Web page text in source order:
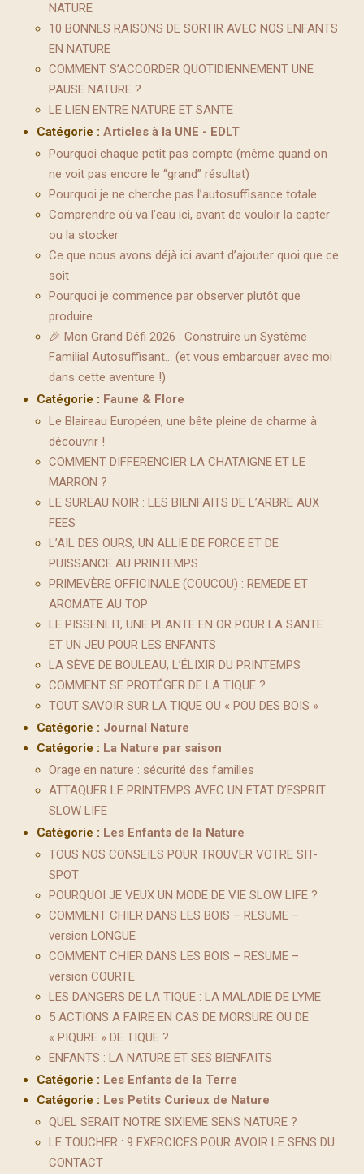
NATURE
10 BONNES RAISONS DE SORTIR AVEC NOS ENFANTS
EN NATURE
COMMENT S’ACCORDER QUOTIDIENNEMENT UNE
PAUSE NATURE ?
LE LIEN ENTRE NATURE ET SANTE
Catégorie : Articles à la UNE - EDLT
Pourquoi chaque petit pas compte (même quand on
ne voit pas encore le “grand” résultat)
Pourquoi je ne cherche pas l’autosuffisance totale
Comprendre où va l’eau ici, avant de vouloir la capter
ou la stocker
Ce que nous avons déjà ici avant d’ajouter quoi que ce
soit
Pourquoi je commence par observer plutôt que
produire
🎉 Mon Grand Défi 2026 : Construire un Système
Familial Autosuffisant… (et vous embarquer avec moi
dans cette aventure !)
Catégorie : Faune & Flore
Le Blaireau Européen, une bête pleine de charme à
découvrir !
COMMENT DIFFERENCIER LA CHATAIGNE ET LE
MARRON ?
LE SUREAU NOIR : LES BIENFAITS DE L’ARBRE AUX
FEES
L’AIL DES OURS, UN ALLIE DE FORCE ET DE
PUISSANCE AU PRINTEMPS
PRIMEVÈRE OFFICINALE (COUCOU) : REMEDE ET
AROMATE AU TOP
LE PISSENLIT, UNE PLANTE EN OR POUR LA SANTE
ET UN JEU POUR LES ENFANTS
LA SÈVE DE BOULEAU, L’ÉLIXIR DU PRINTEMPS
COMMENT SE PROTÉGER DE LA TIQUE ?
TOUT SAVOIR SUR LA TIQUE OU « POU DES BOIS »
Catégorie : Journal Nature
Catégorie : La Nature par saison
Orage en nature : sécurité des familles
ATTAQUER LE PRINTEMPS AVEC UN ETAT D’ESPRIT
SLOW LIFE
Catégorie : Les Enfants de la Nature
TOUS NOS CONSEILS POUR TROUVER VOTRE SIT-
SPOT
POURQUOI JE VEUX UN MODE DE VIE SLOW LIFE ?
COMMENT CHIER DANS LES BOIS – RESUME –
version LONGUE
COMMENT CHIER DANS LES BOIS – RESUME –
version COURTE
LES DANGERS DE LA TIQUE : LA MALADIE DE LYME
5 ACTIONS A FAIRE EN CAS DE MORSURE OU DE
« PIQURE » DE TIQUE ?
ENFANTS : LA NATURE ET SES BIENFAITS
Catégorie : Les Enfants de la Terre
Catégorie : Les Petits Curieux de Nature
QUEL SERAIT NOTRE SIXIEME SENS NATURE ?
LE TOUCHER : 9 EXERCICES POUR AVOIR LE SENS DU
CONTACT